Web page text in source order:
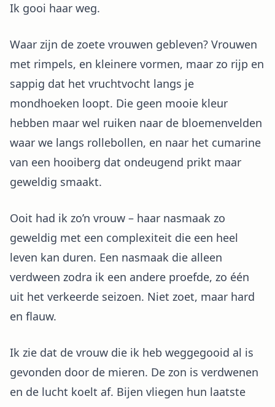
Ik gooi haar weg.
Waar zijn de zoete vrouwen gebleven? Vrouwen
met rimpels, en kleinere vormen, maar zo rijp en
sappig dat het vruchtvocht langs je
mondhoeken loopt. Die geen mooie kleur
hebben maar wel ruiken naar de bloemenvelden
waar we langs rollebollen, en naar het cumarine
van een hooiberg dat ondeugend prikt maar
geweldig smaakt.
Ooit had ik zo’n vrouw – haar nasmaak zo
geweldig met een complexiteit die een heel
leven kan duren. Een nasmaak die alleen
verdween zodra ik een andere proefde, zo één
uit het verkeerde seizoen. Niet zoet, maar hard
en flauw.
Ik zie dat de vrouw die ik heb weggegooid al is
gevonden door de mieren. De zon is verdwenen
en de lucht koelt af. Bijen vliegen hun laatste